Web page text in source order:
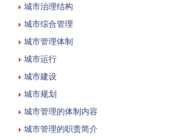
城市治理结构
城市综合管理
城市管理体制
城市运行
城市建设
城市规划
城市管理的体制内容
城市管理的职责简介